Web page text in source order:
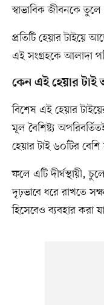
স্বাভাবিক জীবনকে তুলে
প্রতিটি হেয়ার টাইয়ে
এই সংগ্রহকে আলাদা
কেন এই হেয়ার টাই
বিশেষ এই হেয়ার
মূল বৈশিষ্ট্য
হেয়ার টাই ৬০টির
ফলে এটি দীর্ঘস্থায়ী,
দৃঢ়ভাবে ধরে রাখতে
হিসেবেও ব্যবহার করা